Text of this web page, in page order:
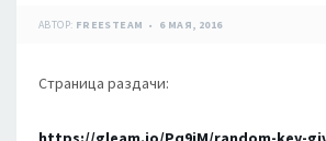
АВТОР: FREESTEAM 6 МАЯ, 2016
Страница раздачи: